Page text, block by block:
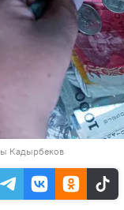
Кадырбеков